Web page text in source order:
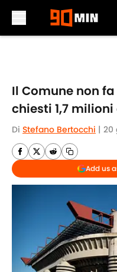
Il Comune non
chiesti 1,7
Di Stefano Bertocchi | 20
Add us